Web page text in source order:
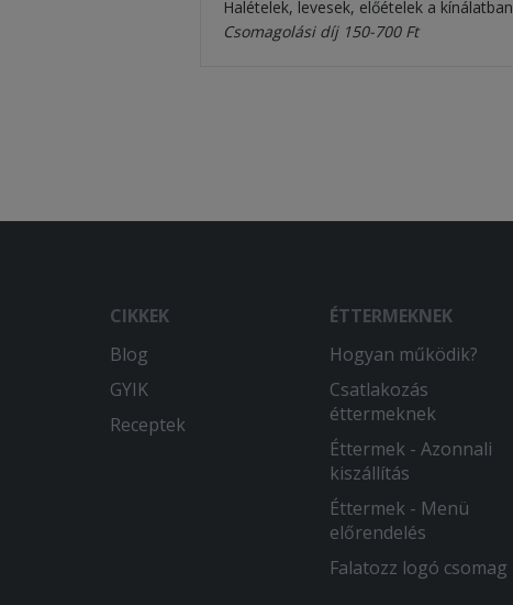
Halételek, levesek, előételek a kínálatban
Csomagolási díj 150-700 Ft
CIKKEK
Blog
GYIK
Receptek
ÉTTERMEKNEK
Hogyan működik?
Csatlakozás
éttermeknek
Éttermek - Azonnali
kiszállítás
Éttermek - Menü
előrendelés
Falatozz logó csomag